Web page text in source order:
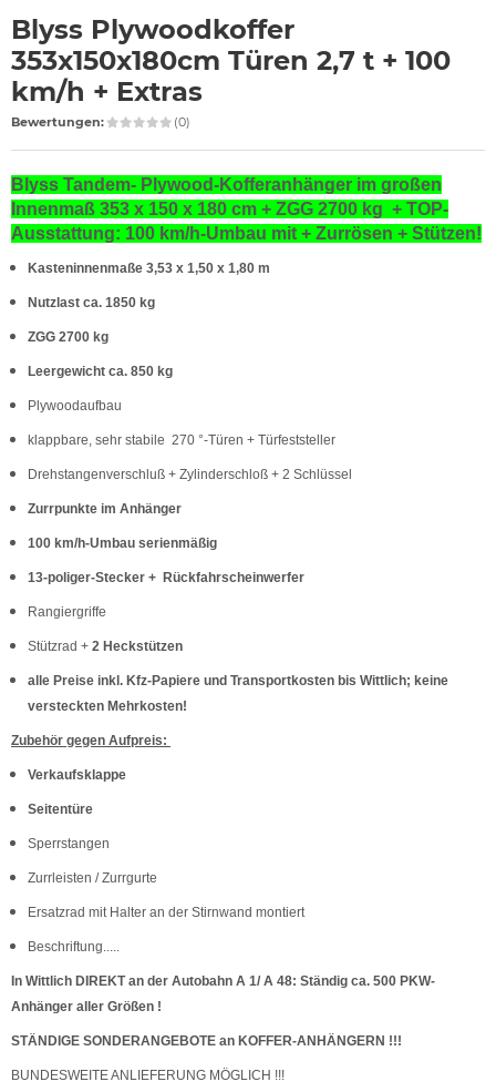
Blyss Plywoodkoffer
353x150x180cm Türen 2,7 t + 100
km/h + Extras
Bewertungen: (0)
Blyss Tandem- Plywood-Kofferanhänger im großen
Innenmaß 353 x 150 x 180 cm + ZGG 2700 kg + TOP-
Ausstattung: 100 km/h-Umbau mit + Zurrösen + Stützen!
Kasteninnenmaße 3,53 x 1,50 x 1,80 m
Nutzlast ca. 1850 kg
ZGG 2700 kg
Leergewicht ca. 850 kg
Plywoodaufbau
klappbare, sehr stabile 270 °-Türen + Türfeststeller
Drehstangenverschluß + Zylinderschloß + 2 Schlüssel
Zurrpunkte im Anhänger
100 km/h-Umbau serienmäßig
13-poliger-Stecker + Rückfahrscheinwerfer
Rangiergriffe
Stützrad + 2 Heckstützen
alle Preise inkl. Kfz-Papiere und Transportkosten bis Wittlich; keine
versteckten Mehrkosten!
Zubehör gegen Aufpreis:
Verkaufsklappe
Seitentüre
Sperrstangen
Zurrleisten / Zurrgurte
Ersatzrad mit Halter an der Stirnwand montiert
Beschriftung.....
In Wittlich DIREKT an der Autobahn A 1/ A 48: Ständig ca. 500 PKW-
Anhänger aller Größen !
STÄNDIGE SONDERANGEBOTE an KOFFER-ANHÄNGERN !!!
BUNDESWEITE ANLIEFERUNG MÖGLICH !!!